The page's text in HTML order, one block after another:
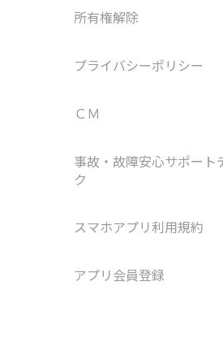
所有権解除
プライバシーポリシー
ＣＭ
事故・故障安心サポート
ク
スマホアプリ利用規約
アプリ会員登録